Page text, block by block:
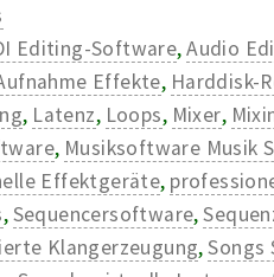
Editing-Software,Audio
Effekte, Harddisk-
, Latenz, Loops, Mixer,
, Musiksoftware Musik
Effektgeräte,
,Sequencersoftware,
Klangerzeugung,Songs